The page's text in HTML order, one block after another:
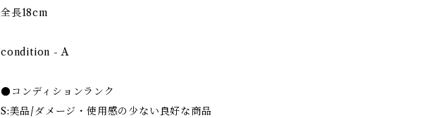
全長18cm
condition - A
●コンディションランク
S:美品/ダメージ・使用感の少ない良好な商品